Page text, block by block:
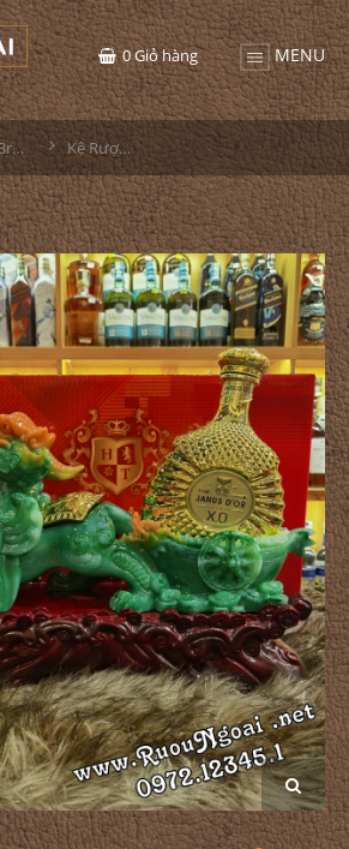
MENU
0Giỏ hàng
Rượu Brandy Kệ Rượu XO - Tỳ Hưu Xanh Giả Đá 2023